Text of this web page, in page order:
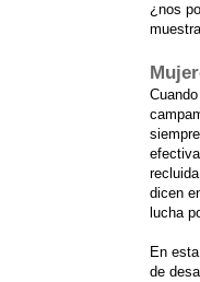
¿nos
dicen
lucha
En
de